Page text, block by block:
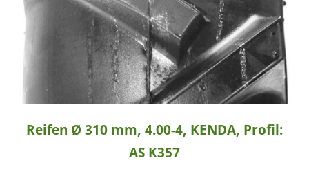
Reifen Ø 310 mm, 4.00-4, KENDA, Profil:
AS K357